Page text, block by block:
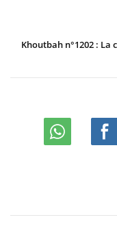
Khoutbah n°1202 :